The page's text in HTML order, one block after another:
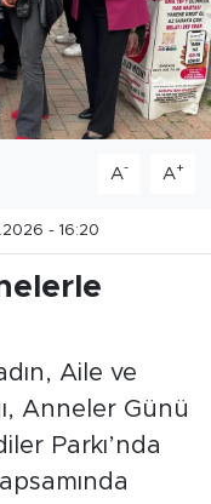
A- A+
- 16:20
Aile ve
Anneler Günü
Parkı’nda